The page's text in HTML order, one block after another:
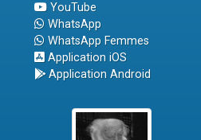
YouTube
WhatsApp
WhatsApp Femmes
Application iOS
Application Android